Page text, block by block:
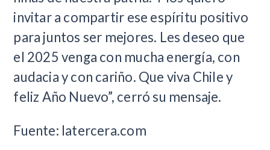
invitar a compartir ese espíritu positivo
para juntos ser mejores. Les deseo que
el 2025 venga con mucha energía, con
audacia y con cariño. Que viva Chile y
feliz Año Nuevo”, cerró su mensaje.
Fuente: latercera.com